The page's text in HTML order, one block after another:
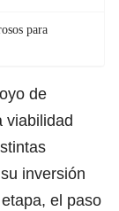
para
de
viabilidad
inversión
el paso